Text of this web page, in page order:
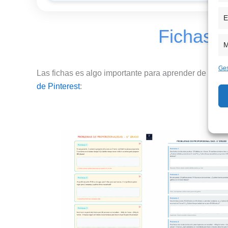
Fichas
Las fichas es algo importante para aprender de
de Pinterest: